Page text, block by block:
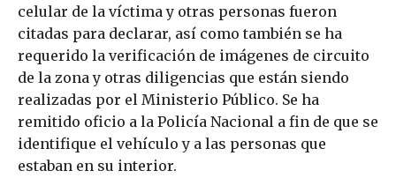
celular de la víctima y otras personas fueron
citadas para declarar, así como también se ha
requerido la verificación de imágenes de circuito
de la zona y otras diligencias que están siendo
realizadas por el Ministerio Público. Se ha
remitido oficio a la Policía Nacional a fin de que se
identifique el vehículo y a las personas que
estaban en su interior.